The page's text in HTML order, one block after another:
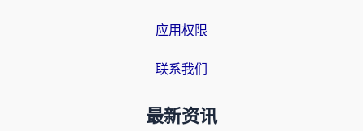
应用权限
联系我们
最新资讯